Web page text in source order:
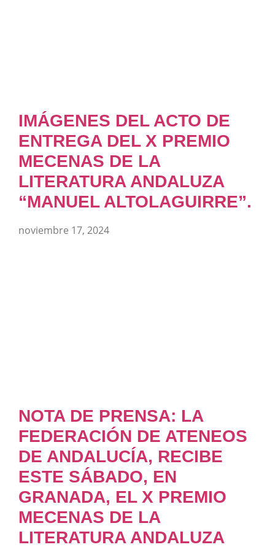
IMÁGENES DEL ACTO DE
ENTREGA DEL X PREMIO
MECENAS DE LA
LITERATURA ANDALUZA
“MANUEL ALTOLAGUIRRE”.
noviembre 17, 2024
NOTA DE PRENSA: LA
FEDERACIÓN DE ATENEOS
DE ANDALUCÍA, RECIBE
ESTE SÁBADO, EN
GRANADA, EL X PREMIO
MECENAS DE LA
LITERATURA ANDALUZA